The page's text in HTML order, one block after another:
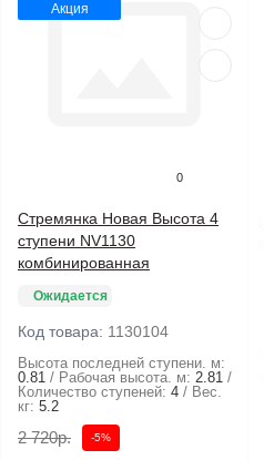
Акция
0
Стремянка Новая Высота 4
ступени NV1130
комбинированная
Ожидается
Код товара: 1130104
Высота последней ступени. м:
0.81
Рабочая высота. м: 2.81
Количество ступеней: 4
Вес.
кг: 5.2
2 720р. -5%